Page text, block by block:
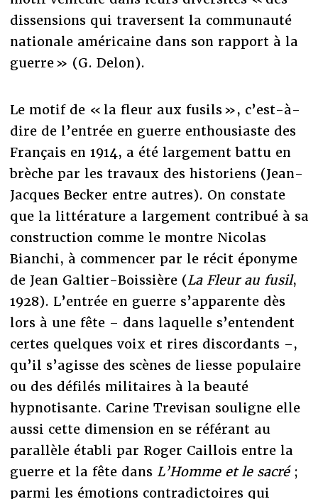
dissensions qui traversent la communauté
nationale américaine dans son rapport à la
guerre » (G. Delon).
Le motif de « la fleur aux fusils », c’est-à-
dire de l’entrée en guerre enthousiaste des
Français en 1914, a été largement battu en
brèche par les travaux des historiens (Jean-
Jacques Becker entre autres). On constate
que la littérature a largement contribué à sa
construction comme le montre Nicolas
Bianchi, à commencer par le récit éponyme
de Jean Galtier-Boissière (La Fleur au fusil,
1928). L’entrée en guerre s’apparente dès
lors à une fête – dans laquelle s’entendent
certes quelques voix et rires discordants –,
qu’il s’agisse des scènes de liesse populaire
ou des défilés militaires à la beauté
hypnotisante. Carine Trevisan souligne elle
aussi cette dimension en se référant au
parallèle établi par Roger Caillois entre la
guerre et la fête dans L’Homme et le sacré;
parmi les émotions contradictoires qui